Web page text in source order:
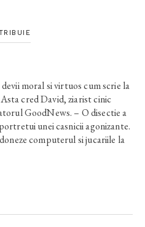
moral si virtuos cum scrie la
cred David, ziarist cinic
GoodNews. – O disectie a
unei casnicii agonizante.
computerul si jucariile la
ai sotiei sa ia pranzul in
pasnica a intregului